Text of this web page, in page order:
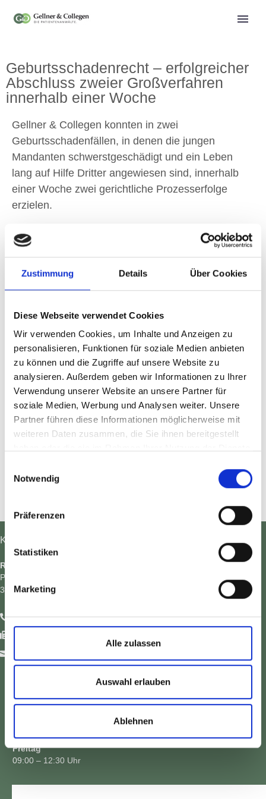
Zustimmung Details Über Cookies
Diese Webseite verwendet Cookies
Wir verwenden Cookies, um Inhalte und Anzeigen zu
personalisieren, Funktionen für soziale Medien anbieten
zu können und die Zugriffe auf unsere Website zu
analysieren. Außerdem geben wir Informationen zu Ihrer
Verwendung unserer Website an unsere Partner für
soziale Medien, Werbung und Analysen weiter. Unsere
Partner führen diese Informationen möglicherweise mit
weiteren Daten zusammen, die Sie ihnen bereitgestellt
Notwendig
Präferenzen
Statistiken
Marketing
Alle zulassen
Auswahl erlauben
Ablehnen
Geburtsschadenrecht – erfolgreicher
Abschluss zweier Großverfahren
innerhalb einer Woche
Gellner & Collegen konnten in zwei
Geburtsschadenfällen, in denen die jungen
Mandanten schwerstgeschädigt und ein Leben
lang auf Hilfe Dritter angewiesen sind, innerhalb
einer Woche zwei gerichtliche Prozesserfolge
erzielen.
In beiden Fällen konnte ein
Schmerzensgeldanspruch in Höhe von mehreren
die Verklagten und letztendlich verurteilten
Schäden der mittlerweile drei- und fünfjährigen
Kinder aufzukommen. Dies schließt die
Behandlungskosten und den erheblichen
Pflegeaufwand ebenso ein, wie den zu einem
späteren Zeitpunkt hinzukommenden
Verdienstausfallschaden. Insgesamt werden sich
die Zahlungen der Haftpflichtversicherer der
Krankenhäuser im Laufe der Jahre auf mehrere
KONTAKT
Rechtsanwälte Gellner & Collegen
Paderborner Str. 21
33415 Verl
+49 (0) 52 46 / 70 33-0
Montag – Donnerstag
Freitag
09:00 – 12:30 Uhr